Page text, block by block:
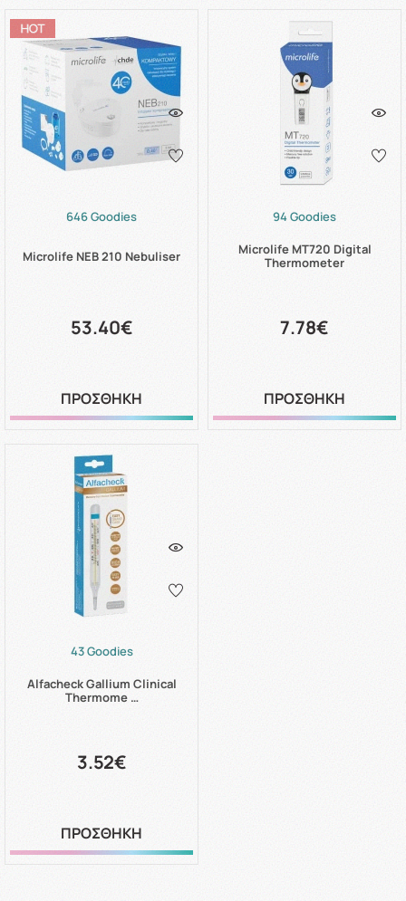
646 Goodies
Microlife NEB 210 Nebuliser
53.40€
ΠΡΟΣΘΗΚΗ
94 Goodies
Microlife MT720 Digital
Thermometer
7.78€
ΠΡΟΣΘΗΚΗ
43 Goodies
Alfacheck Gallium Clinical
Thermome …
3.52€
ΠΡΟΣΘΗΚΗ